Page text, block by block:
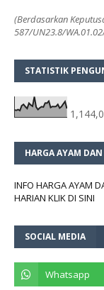
(Berdasarkan
587/UN23.8/
STATISTIK
HARGA AYAM
INFO HARGA AYAM
HARIAN KLIK DI SINI
SOCIAL MEDIA